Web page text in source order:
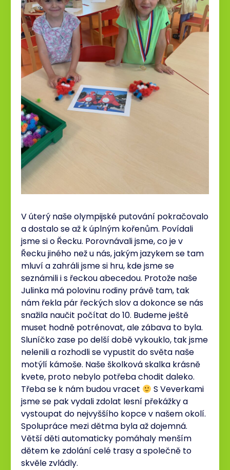
V úterý naše olympijské putování pokračovalo
a dostalo se až k úplným kořenům. Povídali
jsme si o Řecku. Porovnávali jsme, co je v
Řecku jiného než u nás, jakým jazykem se tam
mluví a zahráli jsme si hru, kde jsme se
seznámili i s řeckou abecedou. Protože naše
Julinka má polovinu rodiny právě tam, tak
nám řekla pár řeckých slov a dokonce se nás
snažila naučit počítat do 10. Budeme ještě
muset hodně potrénovat, ale zábava to byla.
Sluníčko zase po delší době vykouklo, tak jsme
nelenili a rozhodli se vypustit do světa naše
motýlí kámoše. Naše školková skalka krásně
kvete, proto nebylo potřeba chodit daleko.
Třeba se k nám budou vracet
S Veverkami
jsme se pak vydali zdolat lesní překážky a
vystoupat do nejvyššího kopce v našem okolí.
Spolupráce mezi dětma byla až dojemná.
Větší děti automaticky pomáhaly menším
dětem ke zdolání celé trasy a společně to
skvěle zvládly.